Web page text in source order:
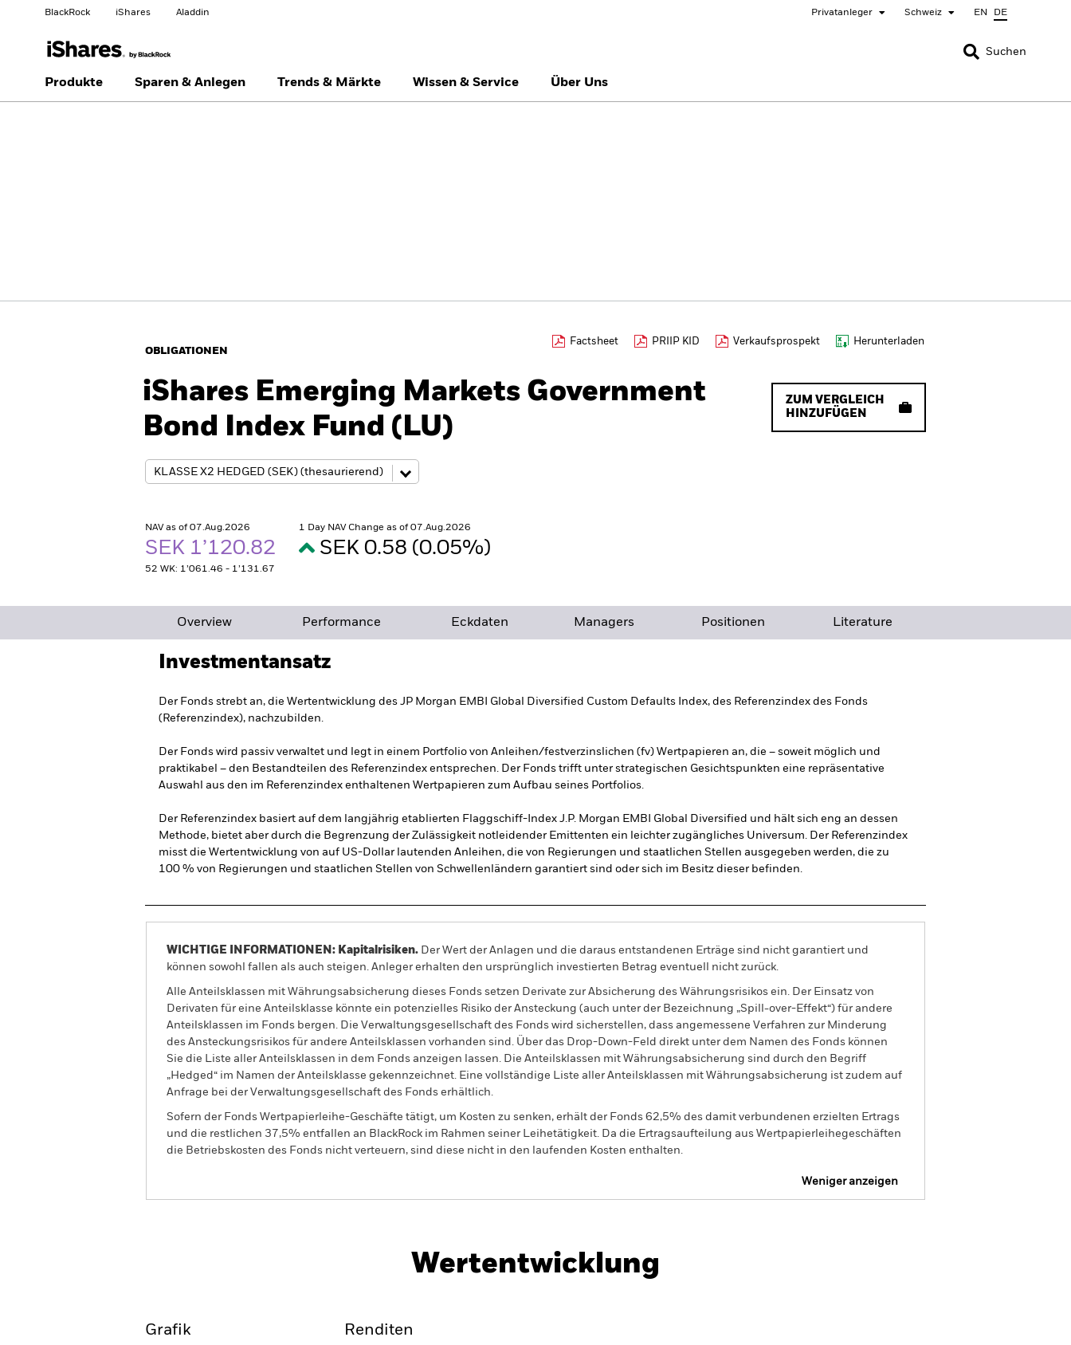
BlackRock iShares Aladdin Privatanleger Schweiz EN DE
SCHLIESSEN
Anlegertyp wechseln
SCHLIESSEN
Land ändern
United Kingdom United States Õsterreich Location not listed
Suchen
Produkte Sparen & Anlegen Trends & Märkte Wissen & Service Über Uns
OBLIGATIONEN
Factsheet PRIIP KID Verkaufsprospekt Herunterladen
iShares Emerging Markets Government
Bond Index Fund (LU)
ZUM VERGLEICH
HINZUFÜGEN
NAV as of 07.Aug.2026
SEK 1’120.82
52 WK: 1’061.46 - 1’131.67
1 Day NAV Change as of 07.Aug.2026
SEK 0.58 (0.05%)
Overview Performance Eckdaten Managers Positionen Literature
Investmentansatz
Der Fonds strebt an, die Wertentwicklung des JP Morgan EMBI Global Diversified Custom Defaults Index, des Referenzindex des Fonds
(Referenzindex), nachzubilden.
Der Fonds wird passiv verwaltet und legt in einem Portfolio von Anleihen/festverzinslichen (fv) Wertpapieren an, die – soweit möglich und
praktikabel – den Bestandteilen des Referenzindex entsprechen. Der Fonds trifft unter strategischen Gesichtspunkten eine repräsentative
Auswahl aus den im Referenzindex enthaltenen Wertpapieren zum Aufbau seines Portfolios.
Der Referenzindex basiert auf dem langjährig etablierten Flaggschiff-Index J.P. Morgan EMBI Global Diversified und hält sich eng an dessen
Methode, bietet aber durch die Begrenzung der Zulässigkeit notleidender Emittenten ein leichter zugängliches Universum. Der Referenzindex
misst die Wertentwicklung von auf US-Dollar lautenden Anleihen, die von Regierungen und staatlichen Stellen ausgegeben werden, die zu
100 % von Regierungen und staatlichen Stellen von Schwellenländern garantiert sind oder sich im Besitz dieser befinden.
WICHTIGE INFORMATIONEN: Kapitalrisiken. Der Wert der Anlagen und die daraus entstandenen Erträge sind nicht garantiert und
können sowohl fallen als auch steigen. Anleger erhalten den ursprünglich investierten Betrag eventuell nicht zurück.
Alle Anteilsklassen mit Währungsabsicherung dieses Fonds setzen Derivate zur Absicherung des Währungsrisikos ein. Der Einsatz von
Derivaten für eine Anteilsklasse könnte ein potenzielles Risiko der Ansteckung (auch unter der Bezeichnung „Spill-over-Effekt“) für andere
Anteilsklassen im Fonds bergen. Die Verwaltungsgesellschaft des Fonds wird sicherstellen, dass angemessene Verfahren zur Minderung
des Ansteckungsrisikos für andere Anteilsklassen vorhanden sind. Über das Drop-Down-Feld direkt unter dem Namen des Fonds können
Sie die Liste aller Anteilsklassen in dem Fonds anzeigen lassen. Die Anteilsklassen mit Währungsabsicherung sind durch den Begriff
„Hedged“ im Namen der Anteilsklasse gekennzeichnet. Eine vollständige Liste aller Anteilsklassen mit Währungsabsicherung ist zudem auf
Anfrage bei der Verwaltungsgesellschaft des Fonds erhältlich.
Sofern der Fonds Wertpapierleihe-Geschäfte tätigt, um Kosten zu senken, erhält der Fonds 62,5% des damit verbundenen erzielten Ertrags
und die restlichen 37,5% entfallen an BlackRock im Rahmen seiner Leihetätigkeit. Da die Ertragsaufteilung aus Wertpapierleihegeschäften
die Betriebskosten des Fonds nicht verteuern, sind diese nicht in den laufenden Kosten enthalten.
Weniger anzeigen
Herunterladen
Wertentwicklung
Grafik Renditen